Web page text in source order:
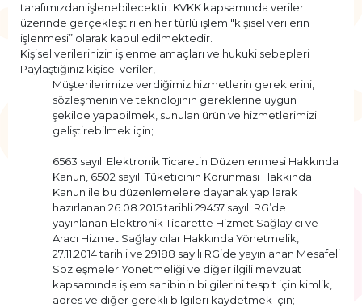
tarafımızdan işlenebilecektir. KVKK kapsamında veriler
üzerinde gerçekleştirilen her türlü işlem "kişisel verilerin
işlenmesi” olarak kabul edilmektedir.
Kişisel verilerinizin işlenme amaçları ve hukuki sebepleri
Paylaştığınız kişisel veriler,
Müşterilerimize verdiğimiz hizmetlerin gereklerini,
sözleşmenin ve teknolojinin gereklerine uygun
şekilde yapabilmek, sunulan ürün ve hizmetlerimizi
geliştirebilmek için;
6563 sayılı Elektronik Ticaretin Düzenlenmesi Hakkında
Kanun, 6502 sayılı Tüketicinin Korunması Hakkında
Kanun ile bu düzenlemelere dayanak yapılarak
hazırlanan 26.08.2015 tarihli 29457 sayılı RG’de
yayınlanan Elektronik Ticarette Hizmet Sağlayıcı ve
Aracı Hizmet Sağlayıcılar Hakkında Yönetmelik,
27.11.2014 tarihli ve 29188 sayılı RG’de yayınlanan Mesafeli
Sözleşmeler Yönetmeliği ve diğer ilgili mevzuat
kapsamında işlem sahibinin bilgilerini tespit için kimlik,
adres ve diğer gerekli bilgileri kaydetmek için;